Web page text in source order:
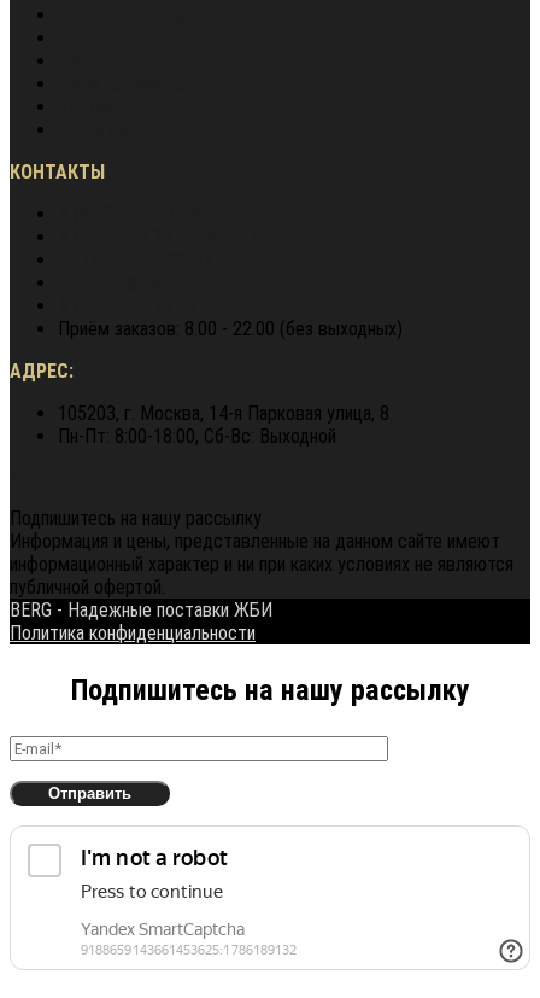
КОНТАКТЫ
Приём заказов: 8.00 - 22.00 (без выходных)
АДРЕС:
105203, г. Москва, 14-я Парковая улица, 8
Пн-Пт: 8:00-18:00, Сб-Вс: Выходной
Подпишитесь на нашу рассылку
Информация и цены, представленные на данном сайте имеют
информационный характер и ни при каких условиях не являются
публичной офертой.
BERG - Надежные поставки ЖБИ
Политика конфиденциальности
Подпишитесь на нашу рассылку